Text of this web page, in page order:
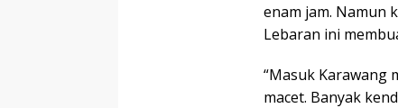
enam jam. Namun
Lebaran ini
“Masuk Karawang
macet. Banyak